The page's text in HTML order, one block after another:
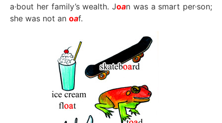
a·bout her family’s wealth. Joan was a smart per·son;
she was not an oaf.